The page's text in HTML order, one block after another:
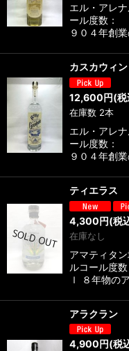
エル・アレ
ール度数：
９０４年創
カスカウ
12,600円(税
在庫数 2本
エル・アレ
ール度数：
９０４年創
ティエラ
4,300円(税
在庫なし
アマティタ
ルコール
ｌ ８年物の
アラクラ
4,900円(税